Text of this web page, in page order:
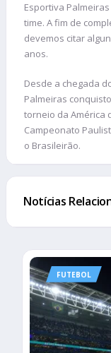
Esportiva
time. A fim de
devemos citar
anos.
Desde a chegada
Palmeiras
torneio da América
Campeonato
o Brasileirão.
Notícias
FUTEBOL